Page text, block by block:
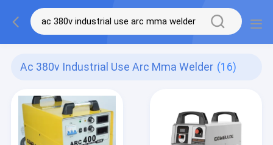
Ac 380v Industrial Use Arc Mma Welder (16)